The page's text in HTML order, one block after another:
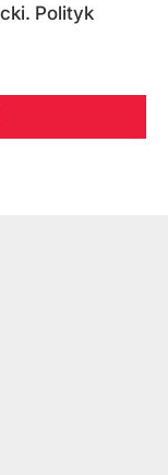
Polityk